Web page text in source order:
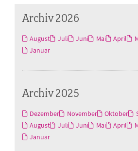
Archiv 2026
August Juli Juni Mai April
Januar
Archiv 2025
Dezember November Oktober
August
Juli Juni Mai April
Januar